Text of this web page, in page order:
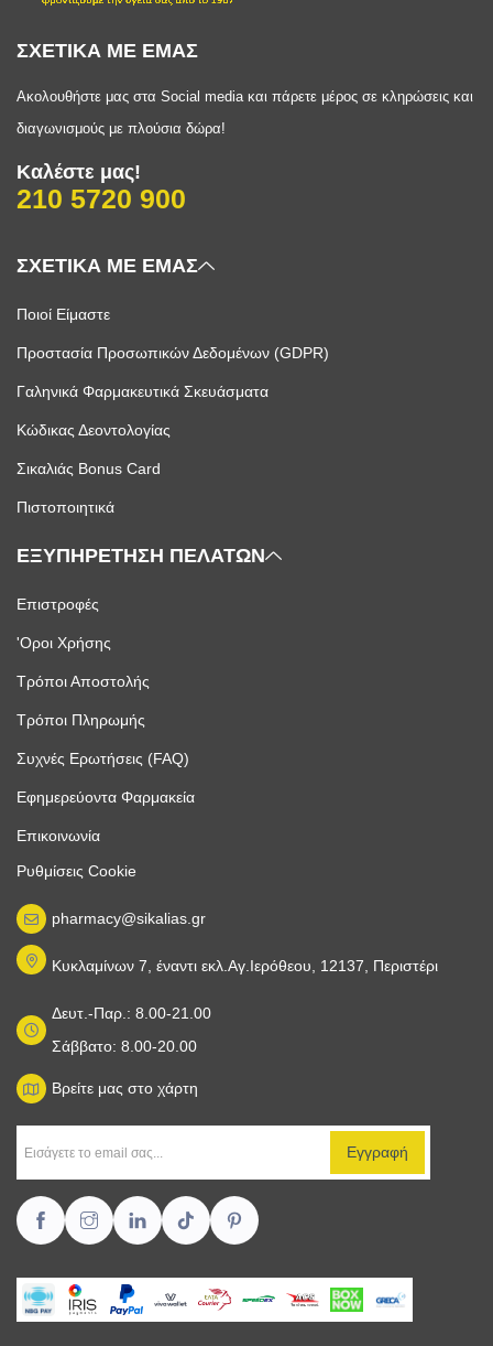
ΣΧΕΤΙΚΑ ΜΕ ΕΜΑΣ
Ακολουθήστε μας στα Social media και πάρετε μέρος σε κληρώσεις και
διαγωνισμούς με πλούσια δώρα!
Καλέστε μας!
210 5720 900
ΣΧΕΤΙΚΑ ΜΕ ΕΜΑΣ
Ποιοί Είμαστε
Προστασία Προσωπικών Δεδομένων (GDPR)
Γαληνικά Φαρμακευτικά Σκευάσματα
Κώδικας Δεοντολογίας
Σικαλιάς Bonus Card
Πιστοποιητικά
ΕΞΥΠΗΡΕΤΗΣΗ ΠΕΛΑΤΩΝ
Επιστροφές
'Οροι Χρήσης
Τρόποι Αποστολής
Τρόποι Πληρωμής
Συχνές Ερωτήσεις (FAQ)
Εφημερεύοντα Φαρμακεία
Επικοινωνία
Ρυθμίσεις Cookie
pharmacy@sikalias.gr
Κυκλαμίνων 7, έναντι εκλ.Αγ.Ιερόθεου, 12137, Περιστέρι
Δευτ.-Παρ.: 8.00-21.00
Σάββατο: 8.00-20.00
Βρείτε μας στο χάρτη